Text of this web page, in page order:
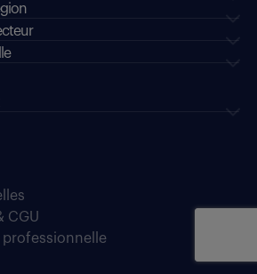
CGU